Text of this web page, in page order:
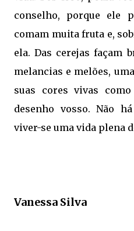
conselho, porque ele
comam muita fruta e,
ela. Das cerejas façam
melancias e melões,
suas cores vivas
desenho vosso. Não
viver-se uma vida plena
Vanessa Silva